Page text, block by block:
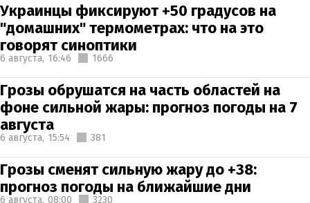
Украинцы фиксируют +50 градусов на
"домашних" термометрах: что на это
говорят синоптики
6 августа, 16:46 1666
Грозы обрушатся на часть областей на
фоне сильной жары: прогноз погоды на 7
августа
6 августа, 15:54 381
Грозы сменят сильную жару до +38:
прогноз погоды на ближайшие дни
6 августа, 08:00 3230